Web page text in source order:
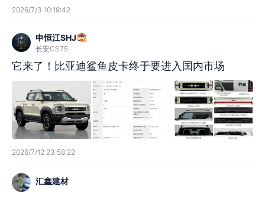
2026/7/3 10:19:42
申恒江SHJ
长安CS75
它来了！比亚迪鲨鱼皮卡终于要进入国内市场
2026/7/12 23:58:22
汇鑫建材